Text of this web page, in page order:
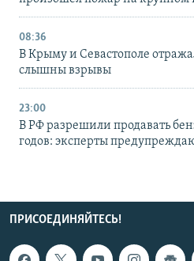
08:36
В Крыму и Севастополе
слышны взрывы
23:00
В РФ разрешили продавать
годов: эксперты
ПРИСОЕДИНЯЙТЕСЬ!